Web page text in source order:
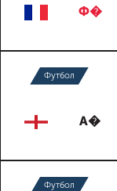
Ф�
Футбол
А�
Футбол